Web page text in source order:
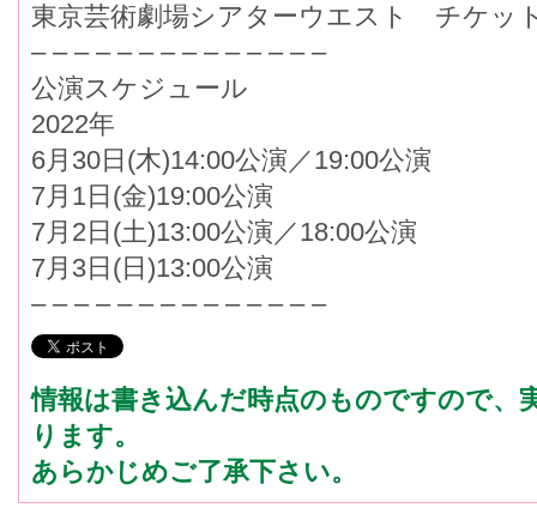
東京芸術劇場シアターウエスト チケッ
– – – – – – – – – – – – – –
公演スケジュール
2022年
6月30日(木)14:00公演／19:00公演
7月1日(金)19:00公演
7月2日(土)13:00公演／18:00公演
7月3日(日)13:00公演
– – – – – – – – – – – – – –
情報は書き込んだ時点のものですので、
ります。
あらかじめご了承下さい。